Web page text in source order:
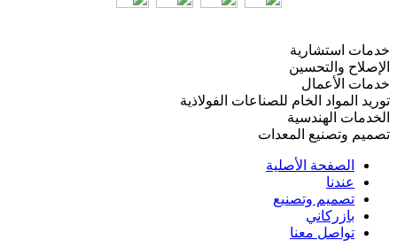
خدمات استشارية
الإصلاح والتحسين
خدمات الأعمال
توريد المواد الخام للصناعات الفولاذية
الخدمات الهندسية
تصميم وتصنيع المعدات
الصفحة الأصلية
عندنا
تصميم وتصنيع
بازركاني
تواصل معنا